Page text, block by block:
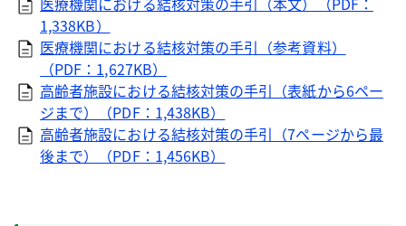
1,338KB）
医療機関における結核対策の手引（参考資料）
（PDF：1,627KB）
高齢者施設における結核対策の手引（表紙から6ペー
ジまで）（PDF：1,438KB）
高齢者施設における結核対策の手引（7ページから最
後まで）（PDF：1,456KB）